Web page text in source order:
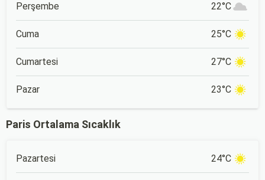
Perşembe 22°C
Cuma 25°C
Cumartesi 27°C
Pazar 23°C
Paris Ortalama Sıcaklık
Pazartesi 24°C